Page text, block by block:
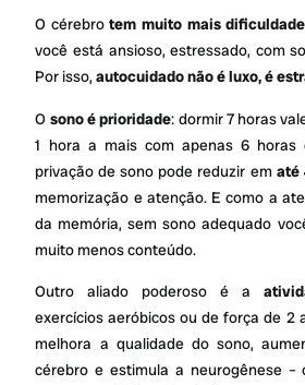
O cérebrotem muito mais
você está ansioso, estressado, com
Por isso,autocuidado não é luxo, é
O sono é prioridade: dormir 7 horas
1 hora a mais com apenas 6 horas
privação de sono pode reduzir em até
memorização e atenção. E como a
da memória, sem sono adequado
muito menos conteúdo.
Outro aliado poderoso é a
exercícios aeróbicos ou de força de 2
melhora a qualidade do sono,
cérebro e estimula a neurogênese –